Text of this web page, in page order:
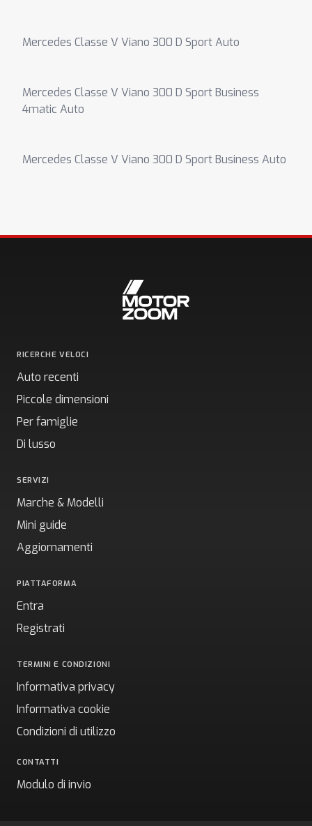
Mercedes Classe V Viano 300 D Sport Auto
Mercedes Classe V Viano 300 D Sport Business
4matic Auto
Mercedes Classe V Viano 300 D Sport Business Auto
RICERCHE VELOCI
Auto recenti
Piccole dimensioni
Per famiglie
Di lusso
SERVIZI
Marche & Modelli
Mini guide
Aggiornamenti
PIATTAFORMA
Entra
Registrati
TERMINI E CONDIZIONI
Informativa privacy
Informativa cookie
Condizioni di utilizzo
CONTATTI
Modulo di invio